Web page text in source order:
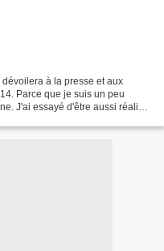
à la presse et aux
Parce que je suis un peu
J'ai essayé d'être aussi réaliste